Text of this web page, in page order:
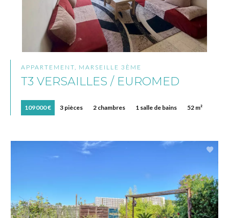
APPARTEMENT, MARSEILLE 3ÈME
T3 VERSAILLES / EUROMED
109 000 € 3 pièces 2 chambres 1 salle de bains 52 m²